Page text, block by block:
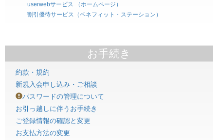
userwebサービス （ホームページ）
割引優待サービス（ベネフィット・ステーション）
お手続き
約款・規約
新規入会申し込み・ご相談
パスワードの管理について
お引っ越しに伴うお手続き
ご登録情報の確認と変更
お支払方法の変更